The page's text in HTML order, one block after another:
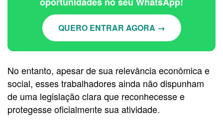
QUERO ENTRAR AGORA →
No entanto, apesar de sua relevância econômica e
social, esses trabalhadores ainda não dispunham
de uma legislação clara que reconhecesse e
protegesse oficialmente sua atividade.